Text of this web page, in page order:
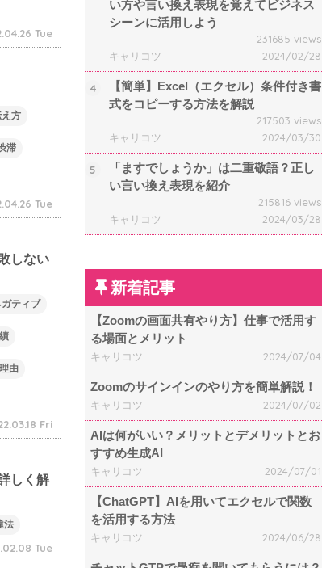
Tue
方
滞
Tue
しない
ガティブ
由
Fri
しく解
法
Tue
い方や言い換え表現を覚えてビジネス
シーンに活用しよう
231685 views
キャリコツ
2024/02/28
4
【簡単】Excel（エクセル）条件付き書
式をコピーする方法を解説
217503 views
キャリコツ
2024/03/30
5
「ますでしょうか」は二重敬語？正し
い言い換え表現を紹介
215816 views
キャリコツ
2024/03/28
新着記事
【Zoomの画面共有やり方】仕事で活用す
る場面とメリット
キャリコツ 2024/07/04
Zoomのサインインのやり方を簡単解説！
キャリコツ 2024/07/02
AIは何がいい？メリットとデメリットとお
すすめ生成AI
キャリコツ 2024/07/01
【ChatGPT】AIを用いてエクセルで関数
を活用する方法
キャリコツ 2024/06/28